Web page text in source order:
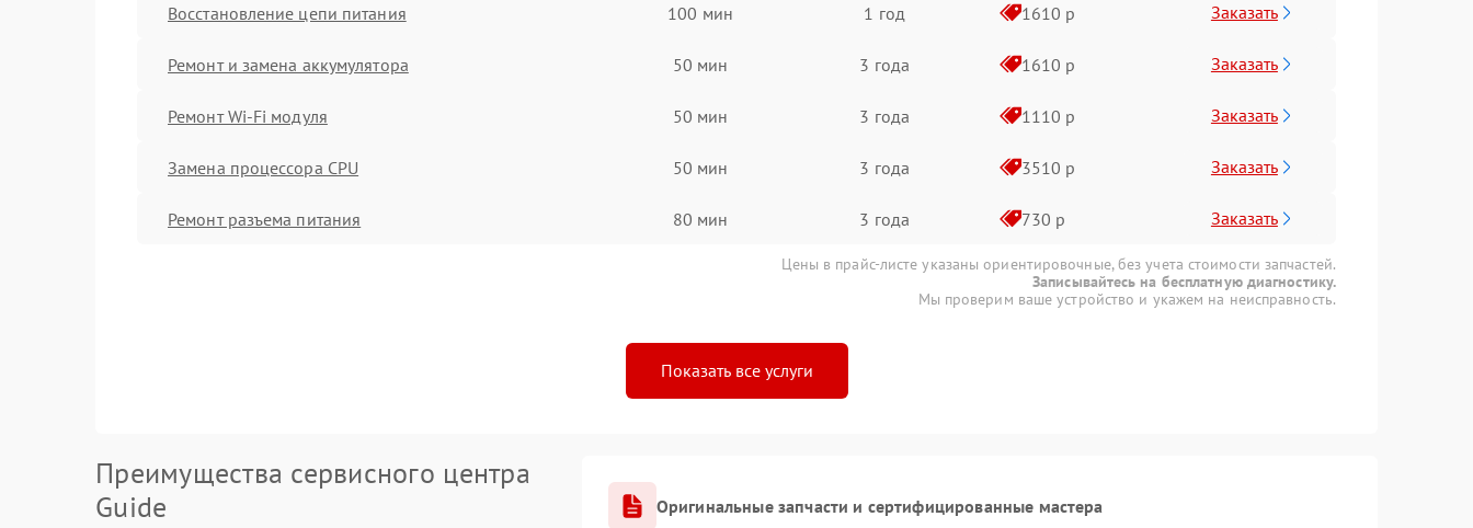
Восстановление цепи питания 100 мин 1 год 1610 р Заказать
Ремонт и замена аккумулятора 50 мин 3 года 1610 р Заказать
Ремонт Wi-Fi модуля 50 мин 3 года 1110 р Заказать
Замена процессора CPU 50 мин 3 года 3510 р Заказать
Ремонт разъема питания 80 мин 3 года 730 р Заказать
Цены в прайс-листе указаны ориентировочные, без учета стоимости запчастей.
Записывайтесь на бесплатную диагностику.
Мы проверим ваше устройство и укажем на неисправность.
Показать все услуги
Преимущества сервисного центра
Guide
Оригинальные запчасти и сертифицированные мастера